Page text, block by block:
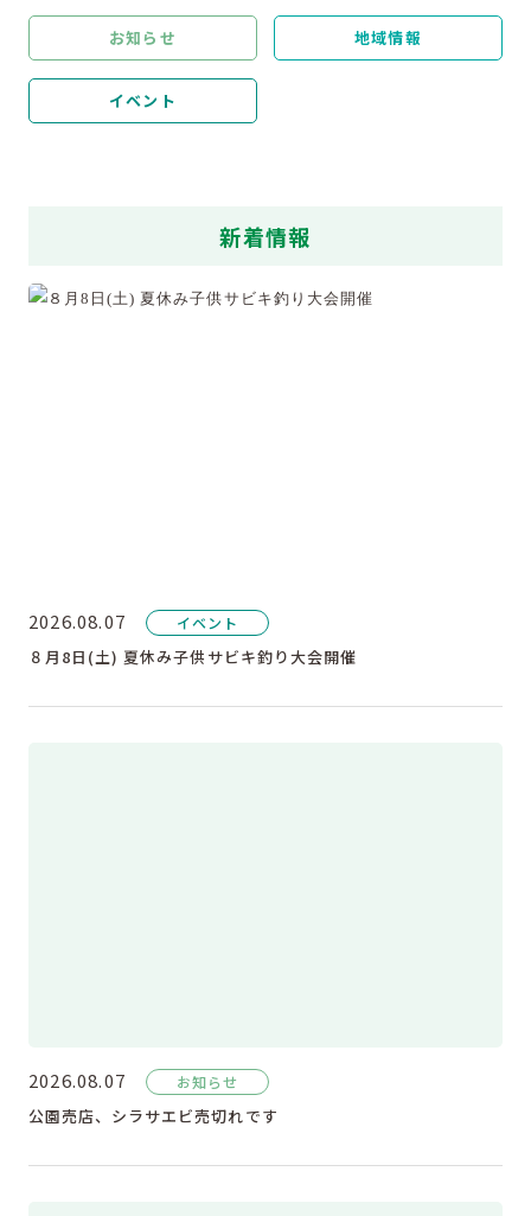
お知らせ 地域情報
イベント
新着情報
2026.08.07 イベント
８月8日(土) 夏休み子供サビキ釣り大会開催
2026.08.07 お知らせ
公園売店、シラサエビ売切れです